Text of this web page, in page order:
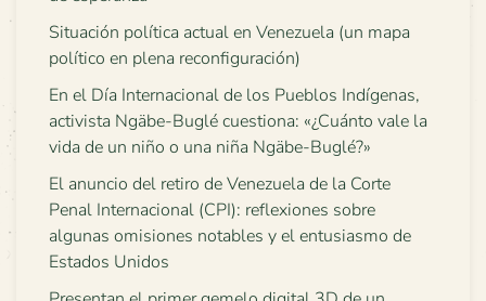
Situación política actual en Venezuela (un mapa
político en plena reconfiguración)
En el Día Internacional de los Pueblos Indígenas,
activista Ngäbe-Buglé cuestiona: «¿Cuánto vale la
vida de un niño o una niña Ngäbe-Buglé?»
El anuncio del retiro de Venezuela de la Corte
Penal Internacional (CPI): reflexiones sobre
algunas omisiones notables y el entusiasmo de
Estados Unidos